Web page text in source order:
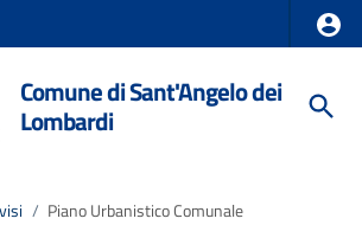
Comune di Sant'Angelo dei
Lombardi
/ Piano Urbanistico Comunale